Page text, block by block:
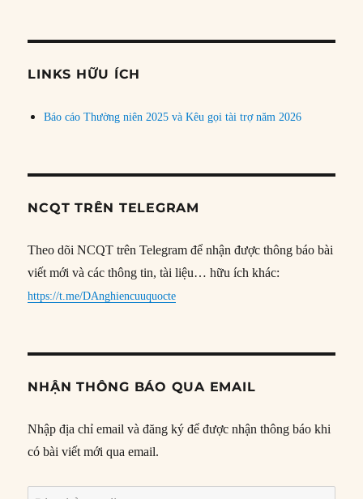
đề
LINKS HỮU ÍCH
Báo cáo Thường niên 2025 và Kêu gọi tài trợ năm 2026
NCQT TRÊN TELEGRAM
Theo dõi NCQT trên Telegram để nhận được thông báo bài
viết mới và các thông tin, tài liệu… hữu ích khác:
https://t.me/DAnghiencuuquocte
NHẬN THÔNG BÁO QUA EMAIL
Nhập địa chỉ email và đăng ký để được nhận thông báo khi
có bài viết mới qua email.
Địa